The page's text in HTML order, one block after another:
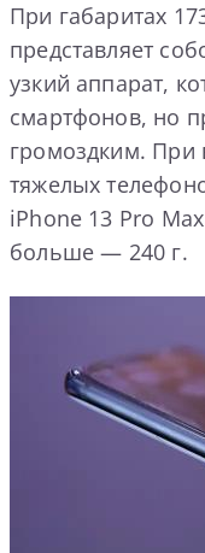
При габаритах
представляет
узкий аппарат,
смартфонов, но
громоздким. При
тяжелых
iPhone 13 Pro
больше — 240 г.